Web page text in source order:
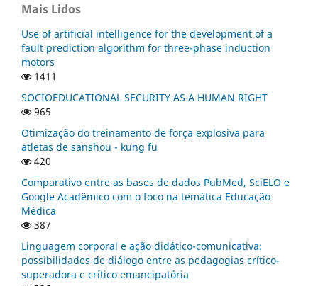
Mais Lidos
Use of artificial intelligence for the development of a
fault prediction algorithm for three-phase induction
motors
1411
SOCIOEDUCATIONAL SECURITY AS A HUMAN RIGHT
965
Otimização do treinamento de força explosiva para
atletas de sanshou - kung fu
420
Comparativo entre as bases de dados PubMed, SciELO e
Google Acadêmico com o foco na temática Educação
Médica
387
Linguagem corporal e ação didático-comunicativa:
possibilidades de diálogo entre as pedagogias crítico-
superadora e crítico emancipatória